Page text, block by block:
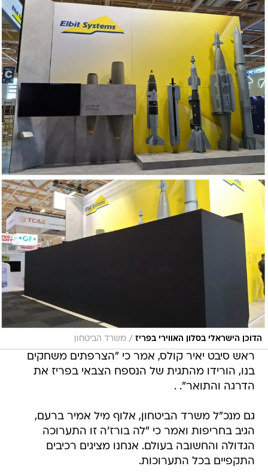
הדוכן הישראלי בסלון האווירי בפריז / משרד הביטחון
ראש סיבט יאיר קולס, אמר כי "הצרפתים משחקים
בנו, הורידו מהתגית של הנספח הצבאי בפריז את
הדרגה והתואר". .
גם מנכ"ל משרד הביטחון, אלוף מיל אמיר ברעם,
הגיב בחריפות ואמר כי "לה בורז'ה זו התערוכה
הגדולה והחשובה בעולם. אנחנו מציגים רכיבים
התקפיים בכל התערוכות.